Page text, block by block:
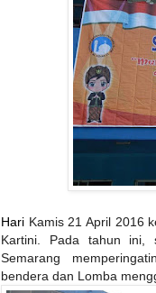
Hari Kamis 21 April 2016
Kartini. Pada tahun ini,
Semarang
bendera dan Lomba